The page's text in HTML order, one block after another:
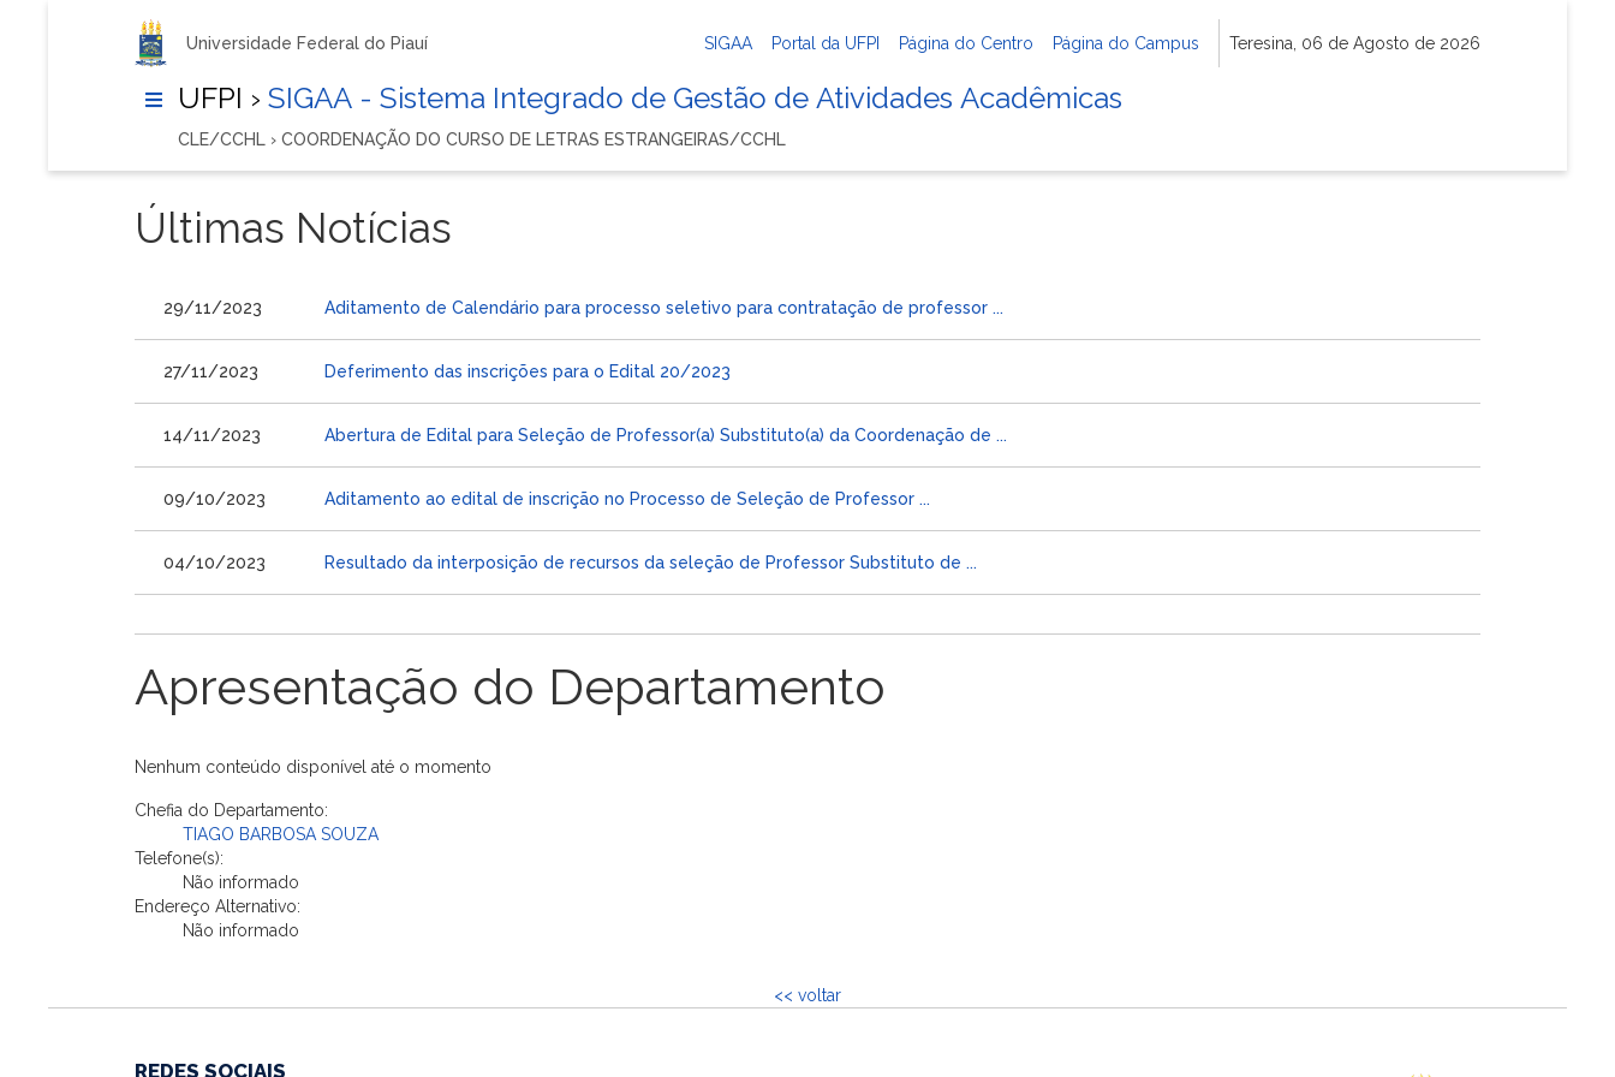
Universidade Federal do Piauí SIGAA Portal da UFPI Página do Centro Página do Campus Teresina, 06 de Agosto de 2026
UFPI › SIGAA - Sistema Integrado de Gestão de Atividades Acadêmicas
CLE/CCHL › COORDENAÇÃO DO CURSO DE LETRAS ESTRANGEIRAS/CCHL
Últimas Notícias
29/11/2023 Aditamento de Calendário para processo seletivo para contratação de professor ...
27/11/2023 Deferimento das inscrições para o Edital 20/2023
14/11/2023 Abertura de Edital para Seleção de Professor(a) Substituto(a) da Coordenação de ...
09/10/2023 Aditamento ao edital de inscrição no Processo de Seleção de Professor ...
04/10/2023 Resultado da interposição de recursos da seleção de Professor Substituto de ...
Apresentação do Departamento
Nenhum conteúdo disponível até o momento
Chefia do Departamento:
TIAGO BARBOSA SOUZA
Telefone(s):
Não informado
Endereço Alternativo:
Não informado
<< voltar
REDES SOCIAIS